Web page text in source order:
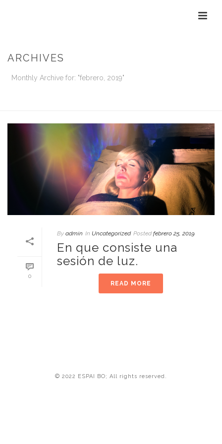
ARCHIVES
Monthly Archive for: "febrero, 2019"
0
By admin In Uncategorized Posted febrero 25, 2019
En que consiste una
sesión de luz.
READ MORE
© 2022 ESPAI BO; All rights reserved.